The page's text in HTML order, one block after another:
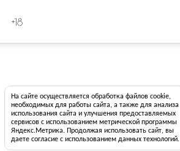
+18
На сайте осуществляется обработка файлов cookie,
необходимых для работы сайта, а также для анализа
использования сайта и улучшения предоставляемых
сервисов с использованием метрической программы
Яндекс.Метрика. Продолжая использовать сайт, вы
даете согласие с использованием данных технологий.